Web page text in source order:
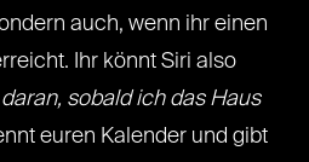
auch, wenn ihr einen
Ihr könnt Siri also
sobald ich das Haus
euren Kalender und gibt